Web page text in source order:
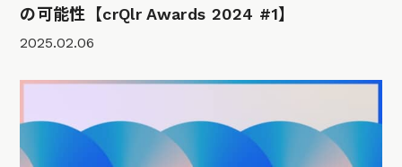
の可能性【crQlr Awards 2024 #1】
2025.02.06